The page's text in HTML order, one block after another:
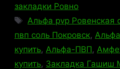
закладки Ровно
Метки
Альфа pvp Ровенская
пвп соль Покровск,
купить, Альфа-ПВП,
купить, Закладка Гашиш